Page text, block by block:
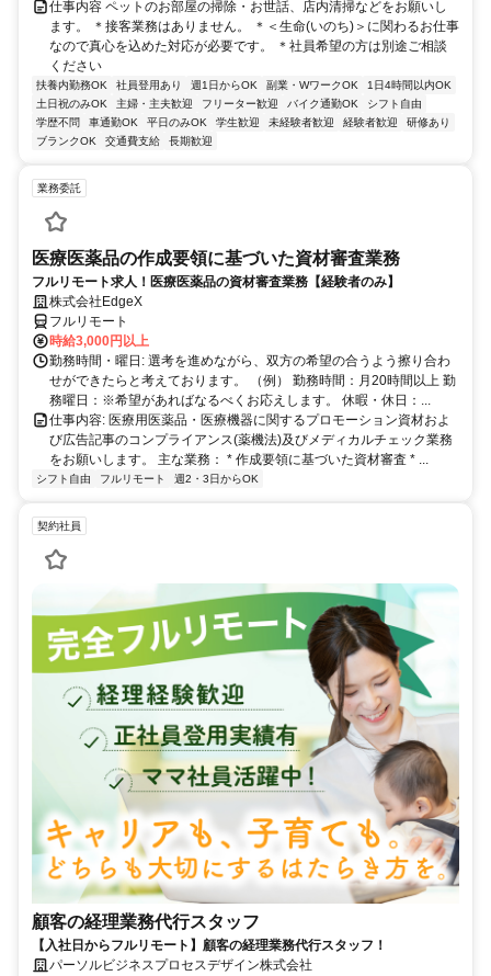
仕事内容 ペットのお部屋の掃除・お世話、店内清掃などをお願いし
ます。 ＊接客業務はありません。 ＊＜生命(いのち)＞に関わるお仕事
なので真心を込めた対応が必要です。 ＊社員希望の方は別途ご相談
ください
扶養内勤務OK 社員登用あり 週1日からOK 副業・WワークOK
1日4時間以内OK
土日祝のみOK
主婦・主夫歓迎 フリーター歓迎 バイク通勤OK
シフト自由
学歴不問
車通勤OK 平日のみOK 学生歓迎 未経験者歓迎 経験者歓迎
研修あり
ブランクOK
交通費支給 長期歓迎
業務委託
医療医薬品の作成要領に基づいた資材審査業務
フルリモート求人！医療医薬品の資材審査業務【経験者のみ】
株式会社EdgeX
フルリモート
時給3,000円以上
勤務時間・曜日: 選考を進めながら、双方の希望の合うよう擦り合わ
せができたらと考えております。 （例） 勤務時間：月20時間以上 勤
務曜日：※希望があればなるべくお応えします。 休暇・休日：...
仕事内容: 医療用医薬品・医療機器に関するプロモーション資材およ
び広告記事のコンプライアンス(薬機法)及びメディカルチェック業務
をお願いします。 主な業務： * 作成要領に基づいた資材審査 * ...
シフト自由 フルリモート 週2・3日からOK
契約社員
顧客の経理業務代行スタッフ
【入社日からフルリモート】顧客の経理業務代行スタッフ！
パーソルビジネスプロセスデザイン株式会社